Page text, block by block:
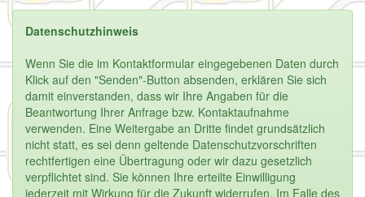
Datenschutzhinweis
Wenn Sie die im Kontaktformular eingegebenen Daten durch
Klick auf den "Senden"-Button absenden, erklären Sie sich
damit einverstanden, dass wir Ihre Angaben für die
Beantwortung Ihrer Anfrage bzw. Kontaktaufnahme
verwenden. Eine Weitergabe an Dritte findet grundsätzlich
nicht statt, es sei denn geltende Datenschutzvorschriften
rechtfertigen eine Übertragung oder wir dazu gesetzlich
verpflichtet sind. Sie können Ihre erteilte Einwilligung
jederzeit mit Wirkung für die Zukunft widerrufen. Im Falle des